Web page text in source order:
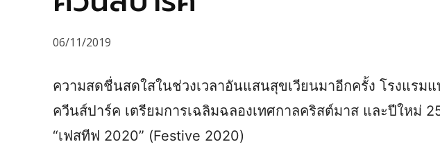
06/11/2019
ความสดชื่นสดใสในช่วงเวลาอันแสนสุขเวียนมาอีกครั้ง โรงแรม
ควีนส์ปาร์ค เตรียมการเฉลิมฉลองเทศกาลคริสต์มาส และปีใหม่
“เฟสทีฟ 2020” (Festive 2020)